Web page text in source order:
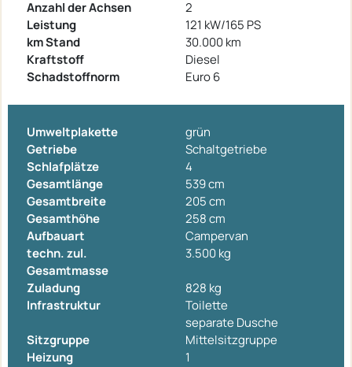
Anzahl der Achsen
2
Leistung
121 kW/165 PS
km Stand
30.000 km
Kraftstoff
Diesel
Schadstoffnorm
Euro 6
Umweltplakette
grün
Getriebe
Schaltgetriebe
Schlafplätze
4
Gesamtlänge
539 cm
Gesamtbreite
205 cm
Gesamthöhe
258 cm
Aufbauart
Campervan
techn. zul.
Gesamtmasse
3.500 kg
Zuladung
828 kg
Infrastruktur
Toilette
separate Dusche
Sitzgruppe
Mittelsitzgruppe
Heizung
1